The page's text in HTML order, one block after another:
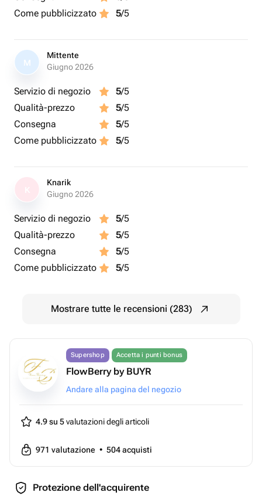
Come pubblicizzato
5/5
M
Mittente
Giugno 2026
Servizio di negozio 5/5
Qualità-prezzo
5/5
Consegna
5/5
Come pubblicizzato
5/5
Knarik
Giugno 2026
Servizio di negozio 5/5
Qualità-prezzo
5/5
Consegna
5/5
Come pubblicizzato
5/5
Mostrare tutte le recensioni (283)
Supershop Accetta i punti bonus
FlowBerry by BUYR
Andare alla pagina del negozio
4.9 su 5valutazioni degli articoli
971 valutazione • 504acquisti
Protezione dell'acquirente